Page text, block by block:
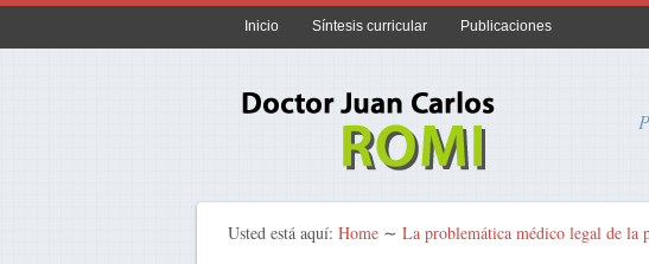
Inicio Síntesis curricular Publicaciones
Usted está aquí: Home ∼ La problemática médico legal de la